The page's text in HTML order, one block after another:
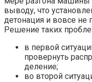
выводу, что
детонация и вовсе не
Решение таких
в первой
провернуть
деление;
во второй